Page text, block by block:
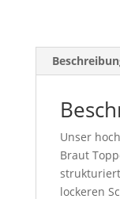
Unser
Braut
lockeren